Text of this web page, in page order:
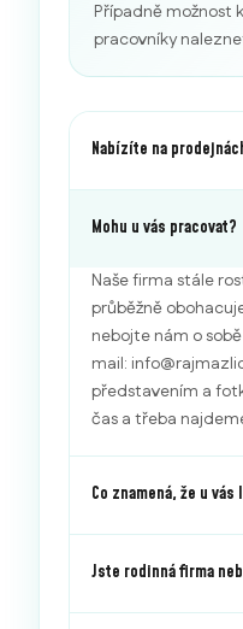
Případně
pracovníky
Nabízíte na
Mohu u vás pracovat?
Naše firma stále
průběžně
nebojte nám o
mail:
představením a
čas a třeba
Co znamená, že u
Jste rodinná firma